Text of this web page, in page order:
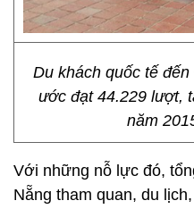
Du khách quốc tế
ước đạt 44.229 lượt,
năm
Với những nỗ lực đó,
Nẵng tham quan, du